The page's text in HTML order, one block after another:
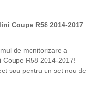
Coupe R58 2014-2017
de monitorizare a
Coupe R58 2014-2017!
sau pentru un set nou de